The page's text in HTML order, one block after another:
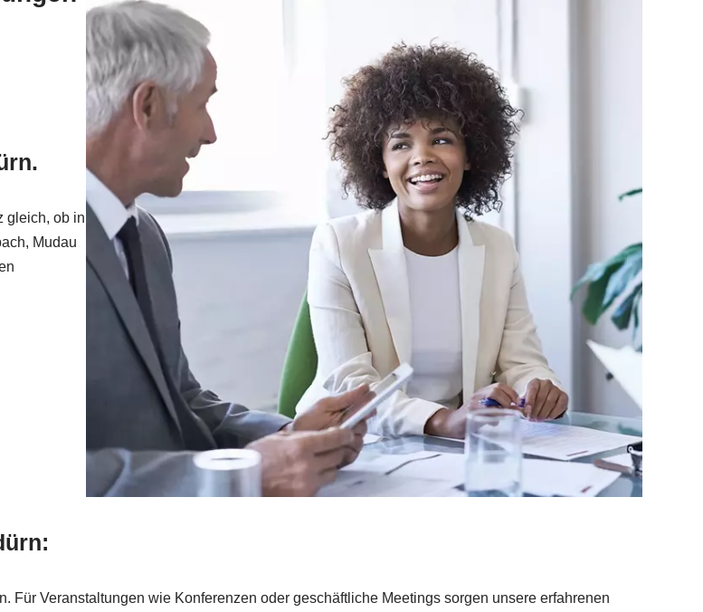
gleich, ob in
Mudau
Veranstaltungen wie Konferenzen oder geschäftliche Meetings sorgen unsere erfahrenen